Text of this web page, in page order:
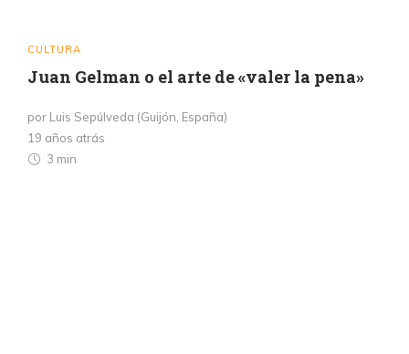
CULTURA
Juan Gelman o el arte de «valer la pena»
por Luis Sepúlveda (Guijón, España)
19 años atrás
3 min